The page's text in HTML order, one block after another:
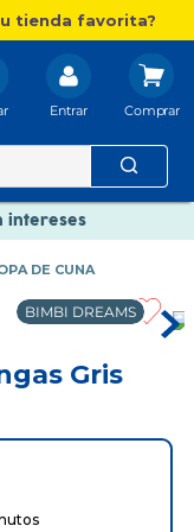
tienda favorita?
Entrar
Baleares)
intereses
intereses
DE CUNA
BIMBI DREAMS
Gris